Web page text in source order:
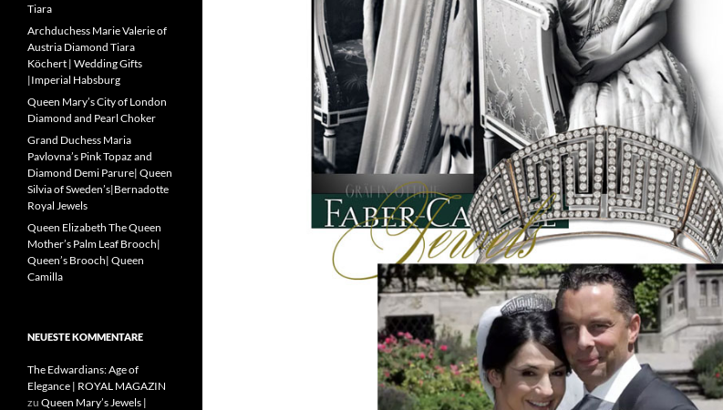
Tiara
Archduchess Marie Valerie of
Austria Diamond Tiara
Köchert | Wedding Gifts
|Imperial Habsburg
Queen Mary’s City of London
Diamond and Pearl Choker
Grand Duchess Maria
Pavlovna’s Pink Topaz and
Diamond Demi Parure| Queen
Silvia of Sweden’s|Bernadotte
Royal Jewels
Queen Elizabeth The Queen
Mother’s Palm Leaf Brooch|
Queen’s Brooch| Queen
Camilla
NEUESTE KOMMENTARE
The Edwardians: Age of
Elegance | ROYAL MAGAZIN
zu Queen Mary’s Jewels |